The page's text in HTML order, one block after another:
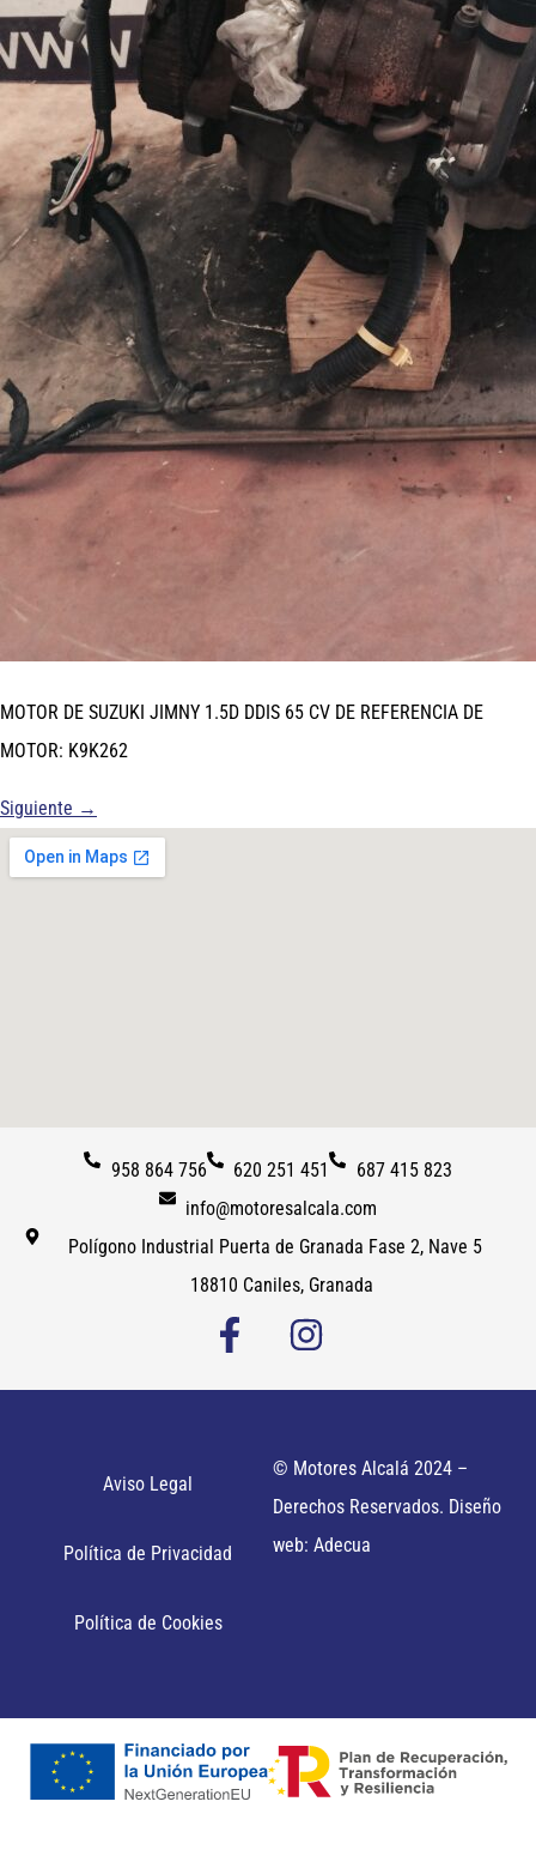
MOTOR DE SUZUKI JIMNY 1.5D DDIS 65 CV DE REFERENCIA DE
MOTOR: K9K262
Siguiente →
958 864 756 620 251 451
687 415 823
info@motoresalcala.com
Polígono Industrial Puerta de Granada Fase 2, Nave 5
18810 Caniles, Granada
Aviso Legal
Política de Privacidad
Política de Cookies
© Motores Alcalá 2024 –
Derechos Reservados. Diseño
web: Adecua